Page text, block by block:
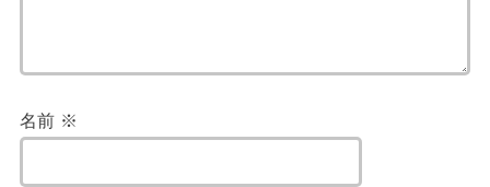
名前 ※